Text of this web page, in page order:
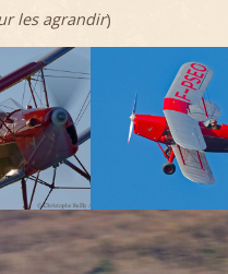
les agrandir)